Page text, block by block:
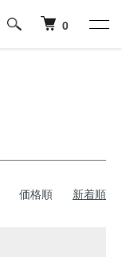
0
価格順 新着順